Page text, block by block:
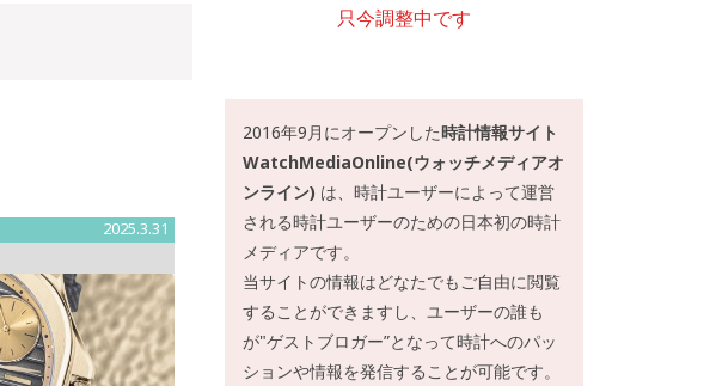
2025.3.31
只今調整中です
2016年9月にオープンした時計情報サイト
WatchMediaOnline(ウォッチメディアオ
ンライン) は、時計ユーザーによって運営
される時計ユーザーのための日本初の時計
メディアです。
当サイトの情報はどなたでもご自由に閲覧
することができますし、ユーザーの誰も
が"ゲストブロガー”となって時計へのパッ
ションや情報を発信することが可能です。